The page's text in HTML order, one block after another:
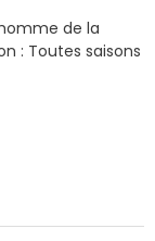
de la
: Toutes saisons